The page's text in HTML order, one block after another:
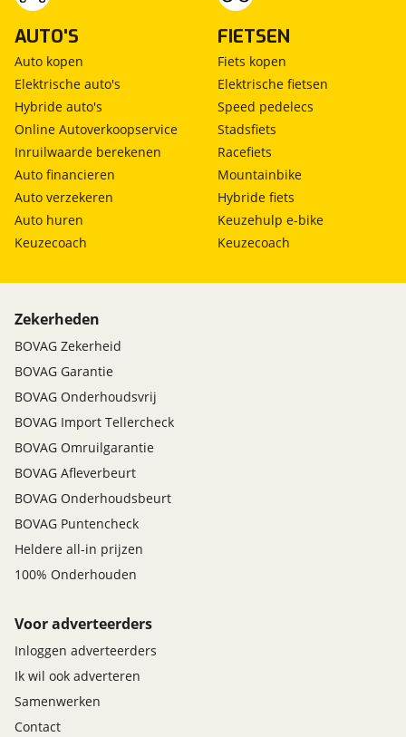
AUTO'S
Auto kopen
Elektrische auto's
Hybride auto's
Online Autoverkoopservice
Inruilwaarde berekenen
Auto financieren
Auto verzekeren
Auto huren
Keuzecoach
FIETSEN
Fiets kopen
Elektrische fietsen
Speed pedelecs
Stadsfiets
Racefiets
Mountainbike
Hybride fiets
Keuzehulp e-bike
Keuzecoach
Zekerheden
BOVAG Zekerheid
BOVAG Garantie
BOVAG Onderhoudsvrij
BOVAG Import Tellercheck
BOVAG Omruilgarantie
BOVAG Afleverbeurt
BOVAG Onderhoudsbeurt
BOVAG Puntencheck
Heldere all-in prijzen
100% Onderhouden
Voor adverteerders
Inloggen adverteerders
Ik wil ook adverteren
Samenwerken
Contact